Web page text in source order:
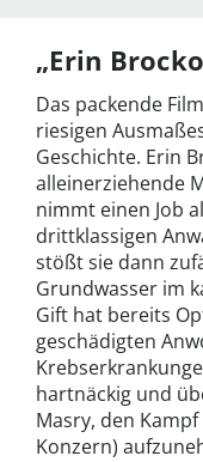
„Erin
Das packende
riesigen
Geschichte. Erin
alleinerziehende
nimmt einen Job
drittklassigen
stößt sie dann
Grundwasser im
Gift hat bereits
geschädigten
hartnäckig und
Masry, den
Konzern)